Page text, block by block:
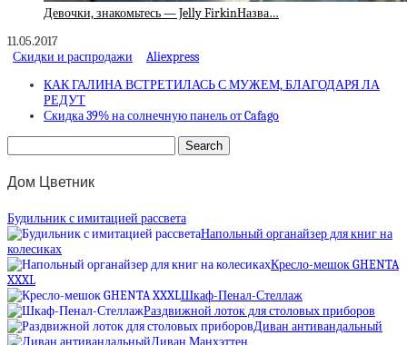
Девочки, знакомьтесь — Jelly FirkinНазва…
11.05.2017
Скидки и распродажи
Aliexpress
КАК ГАЛИНА ВСТРЕТИЛАСЬ С МУЖЕМ, БЛАГОДАРЯ ЛА
РЕДУТ
Скидка 39% на солнечную панель от Cafago
Дом Цветник
Будильник с имитацией рассвета
Напольный органайзер для книг на
колесиках
Кресло-мешок GHENTA
XXXL
Шкаф-Пенал-Стеллаж
Раздвижной лоток для столовых приборов
Диван антивандальный
Диван Манхэттен